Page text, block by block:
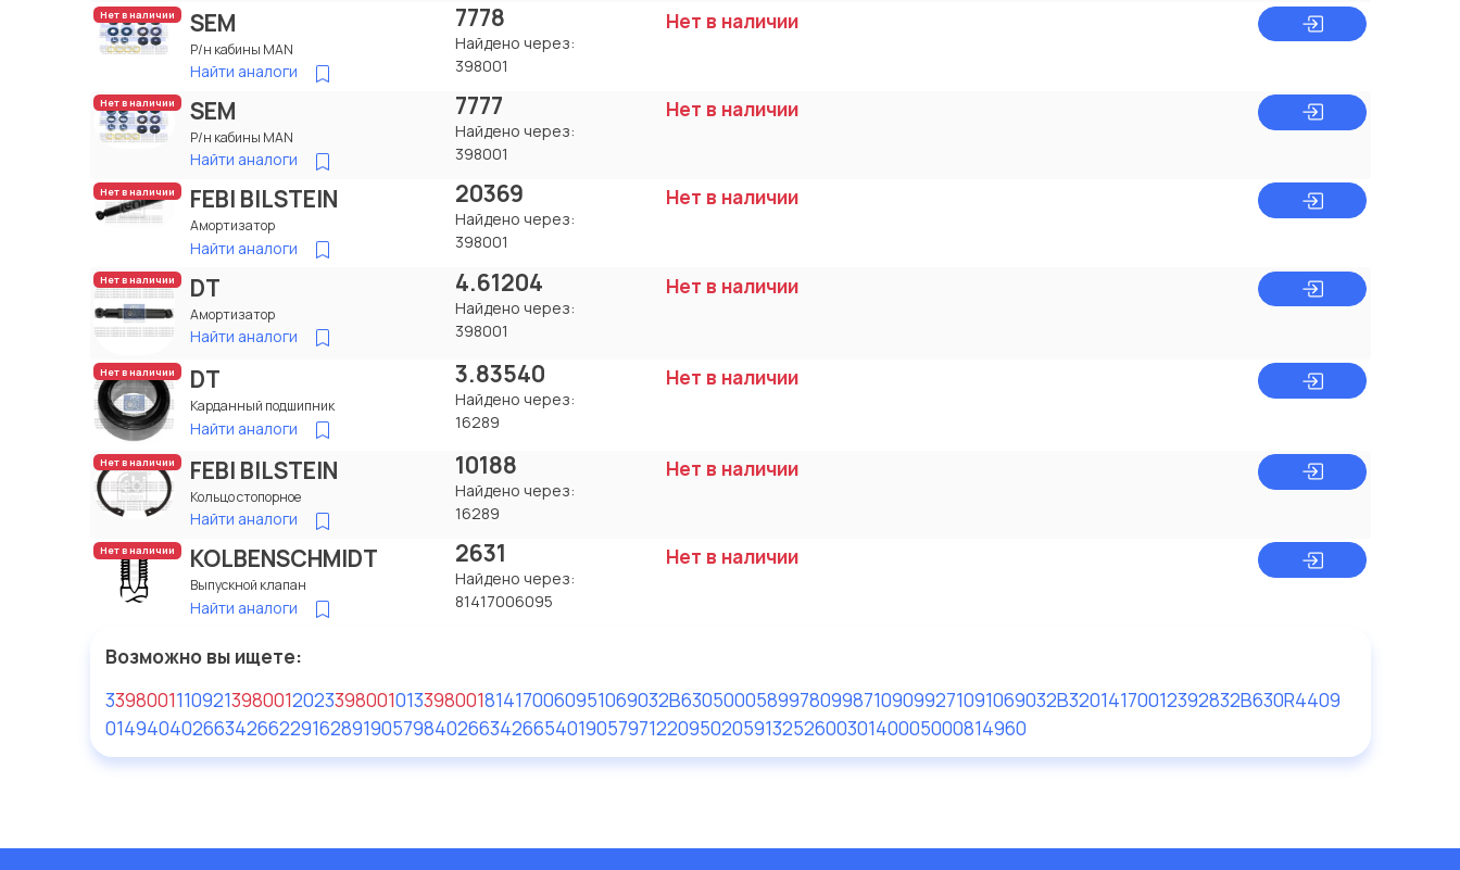
Нет в наличии SEM
Р/н кабины MAN
Найти аналоги
7778
Найдено через:
398001
Нет в наличии
Нет в наличии SEM
Р/н кабины MAN
Найти аналоги
7777
Найдено через:
398001
Нет в наличии
Нет в наличии FEBI BILSTEIN
Амортизатор
Найти аналоги
20369
Найдено через:
398001
Нет в наличии
Нет в наличии DT
Амортизатор
Найти аналоги
4.61204
Найдено через:
398001
Нет в наличии
Нет в наличии DT
Карданный подшипник
Найти аналоги
3.83540
Найдено через:
16289
Нет в наличии
Нет в наличии FEBI BILSTEIN
Кольцо стопорное
Найти аналоги
10188
Найдено через:
16289
Нет в наличии
Нет в наличии KOLBENSCHMIDT
Выпускной клапан
Найти аналоги
2631
Найдено через:
81417006095
Нет в наличии
Возможно вы ищете:
33980011109213980012023398001013398001814170060951069032B630500058997809987109099271091069032B32014170012392832B630R4409
014940402663426622916289190579840266342665401905797122095020591325260030140005000814960